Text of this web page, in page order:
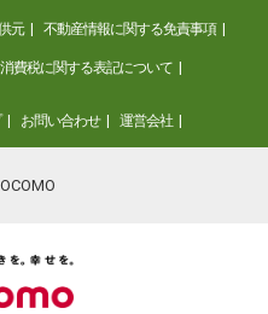
元 不動産情報に関する免責事項
消費税に関する表記について
お問い合わせ 運営会社